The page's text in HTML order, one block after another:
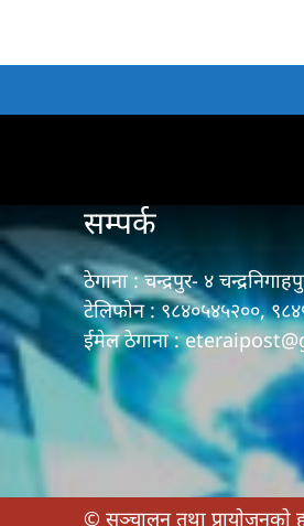
सम्पर्क
ठेगाना : चन्द्रपुर- ४
टेलिफोन : ९८४०५४५२००,
ईमेल ठेगाना :
© सञ्चालन तथा प्रायाेजनकाे